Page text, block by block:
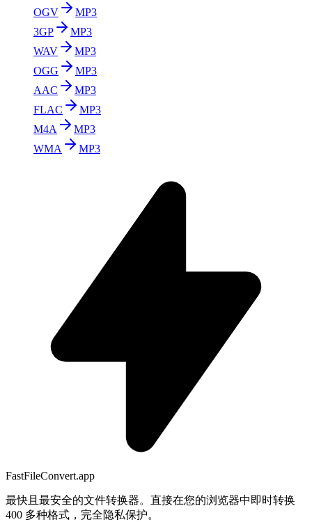
OGV
MP3
3GP
MP3
WAV
MP3
OGG
MP3
AAC
MP3
FLAC
MP3
M4A
MP3
WMA
MP3
FastFileConvert.app
最快且最安全的文件转换器。直接在您的浏览器中即时转换
400 多种格式，完全隐私保护。